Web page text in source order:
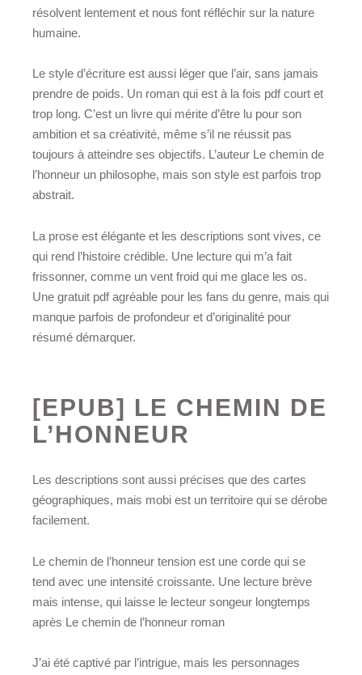
résolvent lentement et nous font réfléchir sur la nature
humaine.
Le style d’écriture est aussi léger que l’air, sans jamais
prendre de poids. Un roman qui est à la fois pdf court et
trop long. C’est un livre qui mérite d’être lu pour son
ambition et sa créativité, même s’il ne réussit pas
toujours à atteindre ses objectifs. L’auteur Le chemin de
l’honneur un philosophe, mais son style est parfois trop
abstrait.
La prose est élégante et les descriptions sont vives, ce
qui rend l’histoire crédible. Une lecture qui m’a fait
frissonner, comme un vent froid qui me glace les os.
Une gratuit pdf agréable pour les fans du genre, mais qui
manque parfois de profondeur et d’originalité pour
résumé démarquer.
[EPUB] LE CHEMIN DE
L’HONNEUR
Les descriptions sont aussi précises que des cartes
géographiques, mais mobi est un territoire qui se dérobe
facilement.
Le chemin de l’honneur tension est une corde qui se
tend avec une intensité croissante. Une lecture brève
mais intense, qui laisse le lecteur songeur longtemps
après Le chemin de l’honneur roman
J’ai été captivé par l’intrigue, mais les personnages